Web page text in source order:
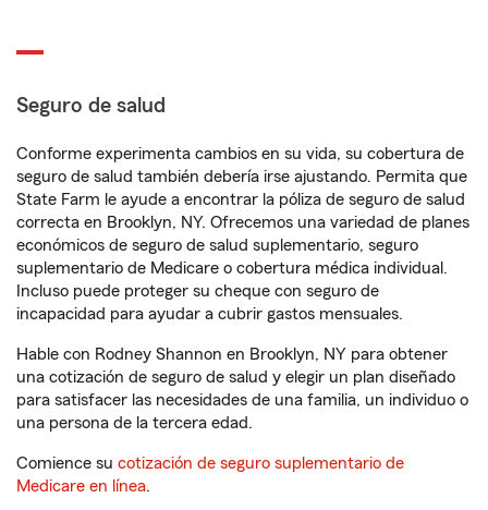
Seguro de salud
Conforme experimenta cambios en su vida, su cobertura de
seguro de salud también debería irse ajustando. Permita que
State Farm le ayude a encontrar la póliza de seguro de salud
correcta en Brooklyn, NY. Ofrecemos una variedad de planes
económicos de seguro de salud suplementario, seguro
suplementario de Medicare o cobertura médica individual.
Incluso puede proteger su cheque con seguro de
incapacidad para ayudar a cubrir gastos mensuales.
Hable con Rodney Shannon en Brooklyn, NY para obtener
una cotización de seguro de salud y elegir un plan diseñado
para satisfacer las necesidades de una familia, un individuo o
una persona de la tercera edad.
Comience su cotización de seguro suplementario de
Medicare en línea.